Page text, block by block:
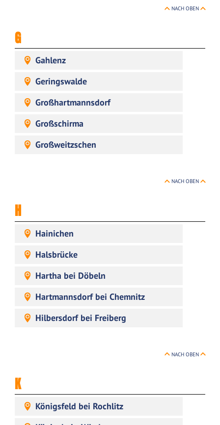
NACH OBEN
G
Gahlenz
Geringswalde
Großhartmannsdorf
Großschirma
Großweitzschen
NACH OBEN
H
Hainichen
Halsbrücke
Hartha bei Döbeln
Hartmannsdorf bei Chemnitz
Hilbersdorf bei Freiberg
NACH OBEN
K
Königsfeld bei Rochlitz